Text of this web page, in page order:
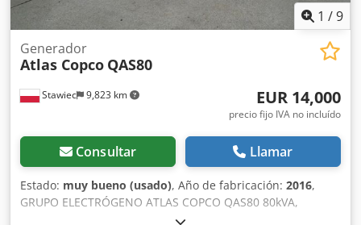
1 /9
Stawiec 9,823 km
Generador
Atlas Copco QAS80
EUR 14,000
precio fijo IVA no incluído
Consultar Llamar
Estado: muy bueno (usado), Año de fabricación: 2016,
GRUPO ELECTRÓGENO ATLAS COPCO QAS80 80kVA,
fabricación 2016 Especificaciones técnicas: Potencia: 80